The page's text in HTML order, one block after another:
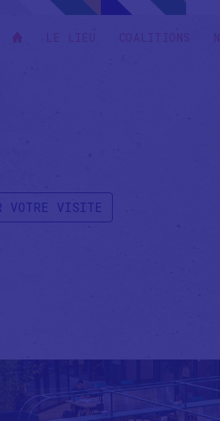
LE LIEU COALITIONS
VOTRE VISITE